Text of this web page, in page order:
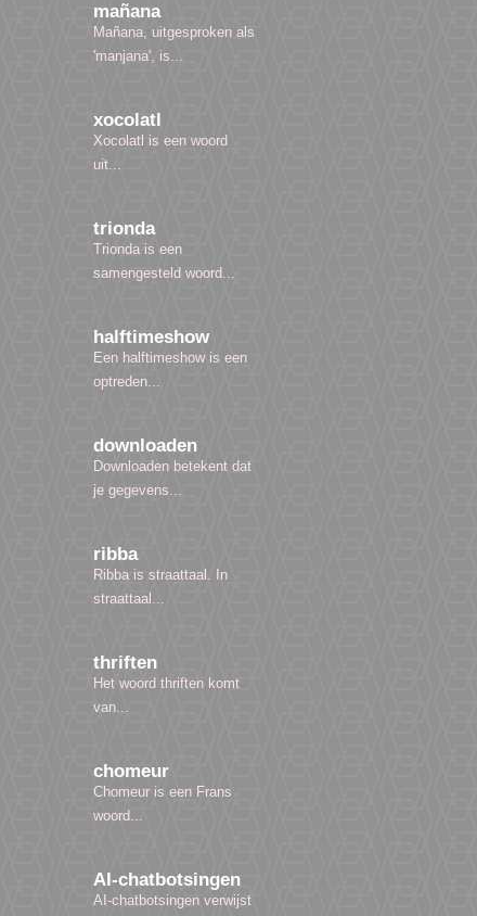
mañana
Mañana, uitgesproken als
'manjana', is...
xocolatl
Xocolatl is een woord
uit...
trionda
Trionda is een
samengesteld woord...
halftimeshow
Een halftimeshow is een
optreden...
downloaden
Downloaden betekent dat
je gegevens...
ribba
Ribba is straattaal. In
straattaal...
thriften
Het woord thriften komt
van...
chomeur
Chomeur is een Frans
woord...
AI-chatbotsingen
AI-chatbotsingen verwijst